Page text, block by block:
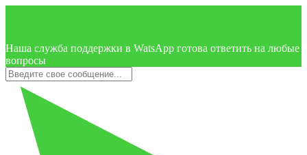
Наша служба поддержки в WatsApp готова ответить на любые
вопросы